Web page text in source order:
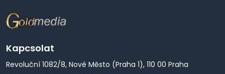
Kapcsolat
Revoluční 1082/8, Nové Město (Praha 1), 110 00 Praha